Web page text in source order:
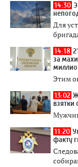
14:30
Для
14:18
за
Этим
13:02
11:20
факту